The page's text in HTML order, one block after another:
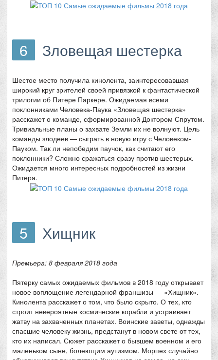
6 Зловещая шестерка
Шестое место получила кинолента, заинтересовавшая
широкий круг зрителей своей привязкой к фантастической
трилогии об Питере Паркере. Ожидаемая всеми
поклонниками Человека-Паука «Зловещая шестерка»
расскажет о команде, сформированной Доктором Спрутом.
Тривиальные планы о захвате Земли их не волнуют. Цель
команды злодеев — сыграть в новую игру с Человеком-
Пауком. Так ли непобедим паучок, как считают его
поклонники? Сложно сражаться сразу против шестерых.
Ожидается много интересных подробностей из жизни
Питера.
5 Хищник
Премьера: 8 февраля 2018 года
Пятерку самых ожидаемых фильмов в 2018 году открывает
новое воплощение легендарной франшизы — «Хищник».
Кинолента расскажет о том, что было скрыто. О тех, кто
строит невероятные космические корабли и устраивает
жатву на захваченных планетах. Воинские заветы, однажды
спасшие человеку жизнь, предстанут в новом свете от тех,
кто их написал. Сюжет расскажет о бывшем военном и его
маленьком сыне, болеющим аутизмом. Морпех случайно